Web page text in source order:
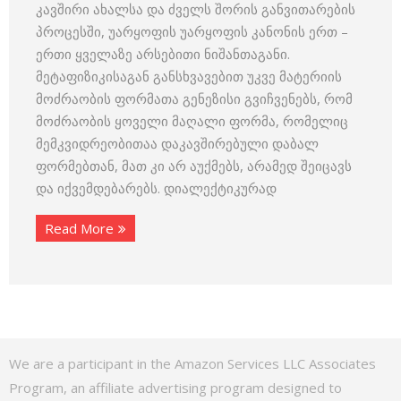
კავშირი ახალსა და ძველს შორის განვითარების
პროცესში, უარყოფის უარყოფის კანონის ერთ –
ერთი ყველაზე არსებითი ნიშანთაგანი.
მეტაფიზიკისაგან განსხვავებით უკვე მატერიის
მოძრაობის ფორმათა გენეზისი გვიჩვენებს, რომ
მოძრაობის ყოველი მაღალი ფორმა, რომელიც
მემკვიდრეობითაა დაკავშირებული დაბალ
ფორმებთან, მათ კი არ აუქმებს, არამედ შეიცავს
და იქვემდებარებს. დიალექტიკურად
Read More
We are a participant in the Amazon Services LLC Associates
Program, an affiliate advertising program designed to